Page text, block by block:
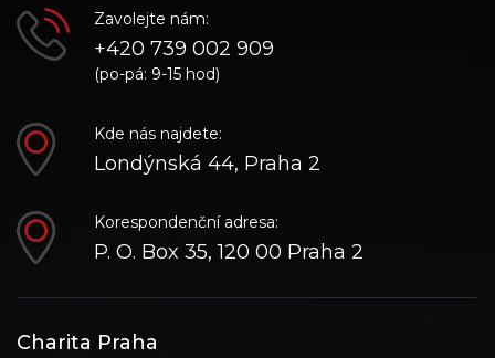
Zavolejte nám:
+420 739 002 909
(po-pá: 9-15 hod)
Kde nás najdete:
Londýnská 44, Praha 2
Korespondenční adresa:
P. O. Box 35, 120 00 Praha 2
Charita Praha